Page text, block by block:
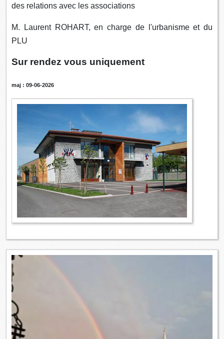
des relations avec les associations
M. Laurent ROHART, en charge de l'urbanisme et du
PLU
Sur rendez vous uniquement
maj : 09-06-2026